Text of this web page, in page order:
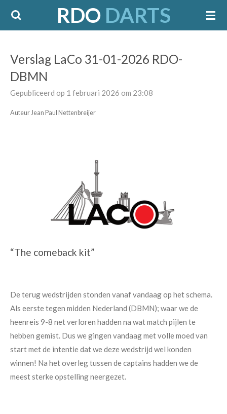
Ga
hoofdinhoud
RDO DARTS
Verslag LaCo 31-01-2026 RDO-
DBMN
Gepubliceerd op 1 februari 2026 om 23:08
Auteur Jean Paul Nettenbreijer
“The comeback kit”
De terug wedstrijden stonden vanaf vandaag op het schema.
Als eerste tegen midden Nederland (DBMN); waar we de
heenreis 9-8 net verloren hadden na wat match pijlen te
hebben gemist. Dus we gingen vandaag met volle moed van
start met de intentie dat we deze wedstrijd wel konden
winnen! Na het overleg tussen de captains hadden we de
meest sterke opstelling neergezet.